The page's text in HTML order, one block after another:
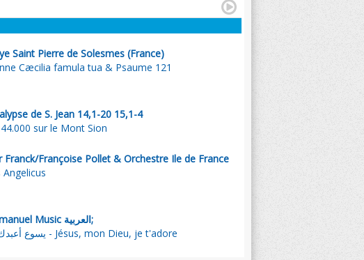
Saint Pierre de Solesmes (France)
Cæcilia famula tua & Psaume 121
de S. Jean 14,1-20 15,1-4
sur le Mont Sion
Franck/Françoise Pollet & Orchestre Ile de France
Angelicus
, Emmanuel Music العربية;
يسوع أعبدك ربي - Jésus, mon Dieu, je t'adore